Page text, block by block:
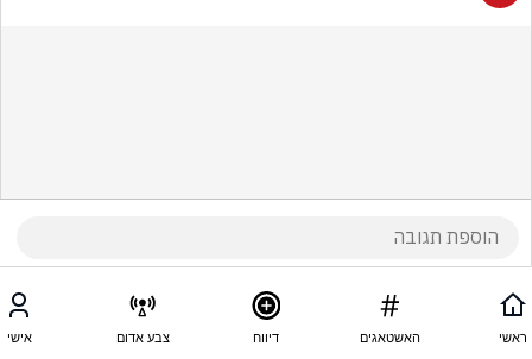
ראשי האשטאגים דיווח צבע אדום אישי